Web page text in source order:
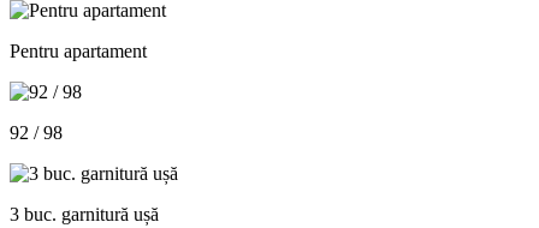
Pentru apartament
92 / 98
3 buc. garnitură ușă